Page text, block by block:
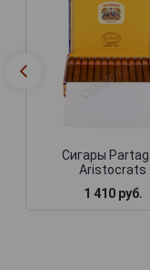
Сигары
Aristocrats
1 410 руб.